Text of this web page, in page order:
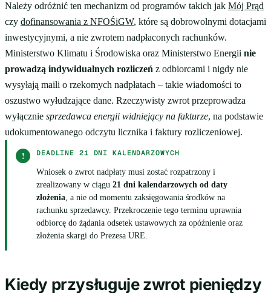
Należy odróżnić ten mechanizm od programów takich jak Mój Prąd
czy dofinansowania z NFOŚiGW, które są dobrowolnymi dotacjami
inwestycyjnymi, a nie zwrotem nadpłaconych rachunków.
Ministerstwo Klimatu i Środowiska oraz Ministerstwo Energii nie
prowadzą indywidualnych rozliczeń z odbiorcami i nigdy nie
wysyłają maili o rzekomych nadpłatach – takie wiadomości to
oszustwo wyłudzające dane. Rzeczywisty zwrot przeprowadza
wyłącznie sprzedawca energii widniejący na fakturze, na podstawie
udokumentowanego odczytu licznika i faktury rozliczeniowej.
! DEADLINE 21 DNI KALENDARZOWYCH
Wniosek o zwrot nadpłaty musi zostać rozpatrzony i
zrealizowany w ciągu 21 dni kalendarzowych od daty
złożenia, a nie od momentu zaksięgowania środków na
rachunku sprzedawcy. Przekroczenie tego terminu uprawnia
odbiorcę do żądania odsetek ustawowych za opóźnienie oraz
złożenia skargi do Prezesa URE.
Kiedy przysługuje zwrot pieniędzy